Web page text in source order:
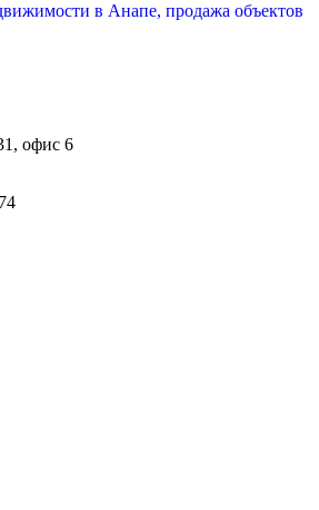
в Анапе, продажа объектов
офис 6